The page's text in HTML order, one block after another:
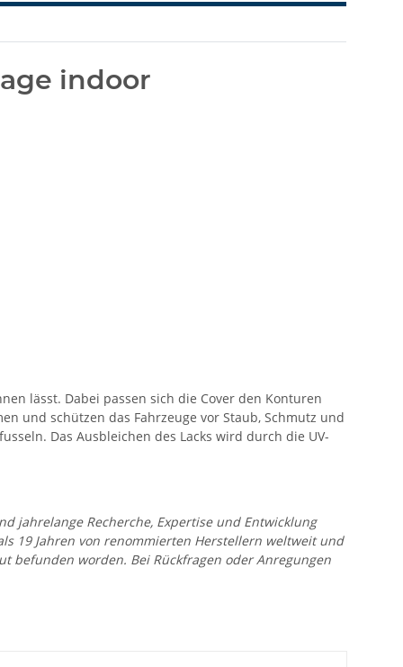
indoor
lässt. Dabei passen sich die Cover den Konturen
und schützen das Fahrzeuge vor Staub, Schmutz und
Das Ausbleichen des Lacks wird durch die UV-
jahrelange Recherche, Expertise und Entwicklung
19 Jahren von renommierten Herstellern weltweit und
befunden worden. Bei Rückfragen oder Anregungen